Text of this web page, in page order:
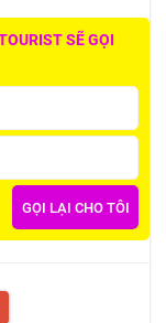
SẼ GỌI